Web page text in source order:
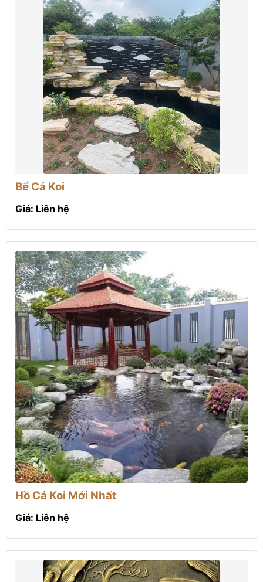
Bể Cá Koi
Giá: Liên hệ
Hồ Cá Koi Mới Nhất
Giá: Liên hệ